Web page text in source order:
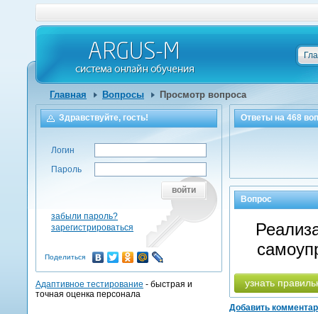
Главная Вопросы Просмотр вопроса
Ответы на468
Вопрос
узнать
Добавить
Здравствуйте, гость!
Логин
Пароль
войти
забыли пароль?
зарегистрироваться
Поделиться
Адаптивное тестирование - быстрая и
точная оценка персонала